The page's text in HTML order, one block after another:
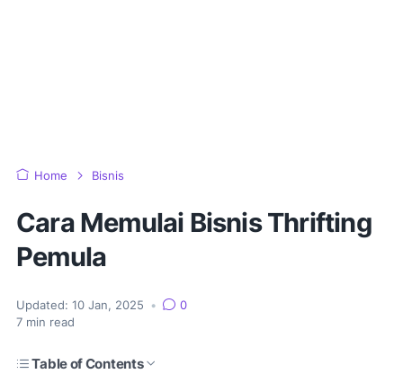
Home Bisnis
Cara Memulai Bisnis Thrifting
Pemula
Updated: 10 Jan, 2025 •
0
7 min read
Table of Contents